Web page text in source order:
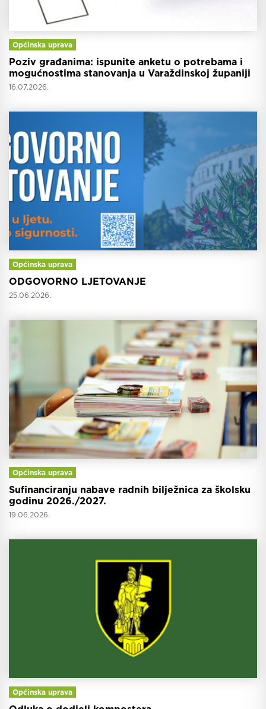
Općinska uprava
Poziv građanima: ispunite anketu o potrebama i
mogućnostima stanovanja u Varaždinskoj županiji
16.07.2026.
Općinska uprava
ODGOVORNO LJETOVANJE
25.06.2026.
Općinska uprava
Sufinanciranju nabave radnih bilježnica za školsku
godinu 2026./2027.
19.06.2026.
Općinska uprava